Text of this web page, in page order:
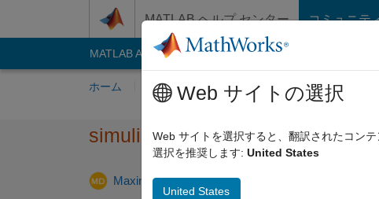
MATLAB ヘルプ センター コミュニテ
MATLAB Answers File Exchange
ホーム 質問する 回答 閲覧 MATLAB に
simulink for each lti system
Maximilian Dio 2019 4 月 4
Web サイトの選択
Web サイトを選択すると、翻訳されたコン
選択を推奨します: United States
United States